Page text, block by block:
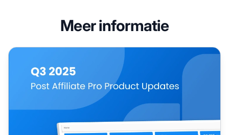
Meer informatie
Post Affiliate Pro Product Updates: Q3 2025